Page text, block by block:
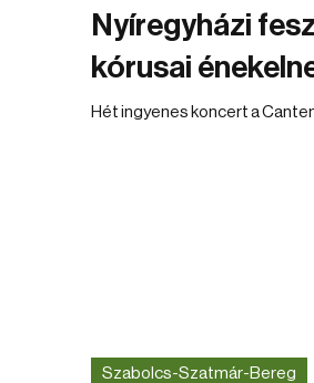
Nyíregyházi
kórusai
Hét ingyenes koncert a
Szabolcs-Szatmár-Bereg